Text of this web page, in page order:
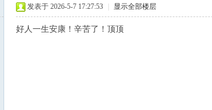
发表于 2026-5-7 17:27:53 显示全部楼层
好人一生安康！辛苦了！顶顶